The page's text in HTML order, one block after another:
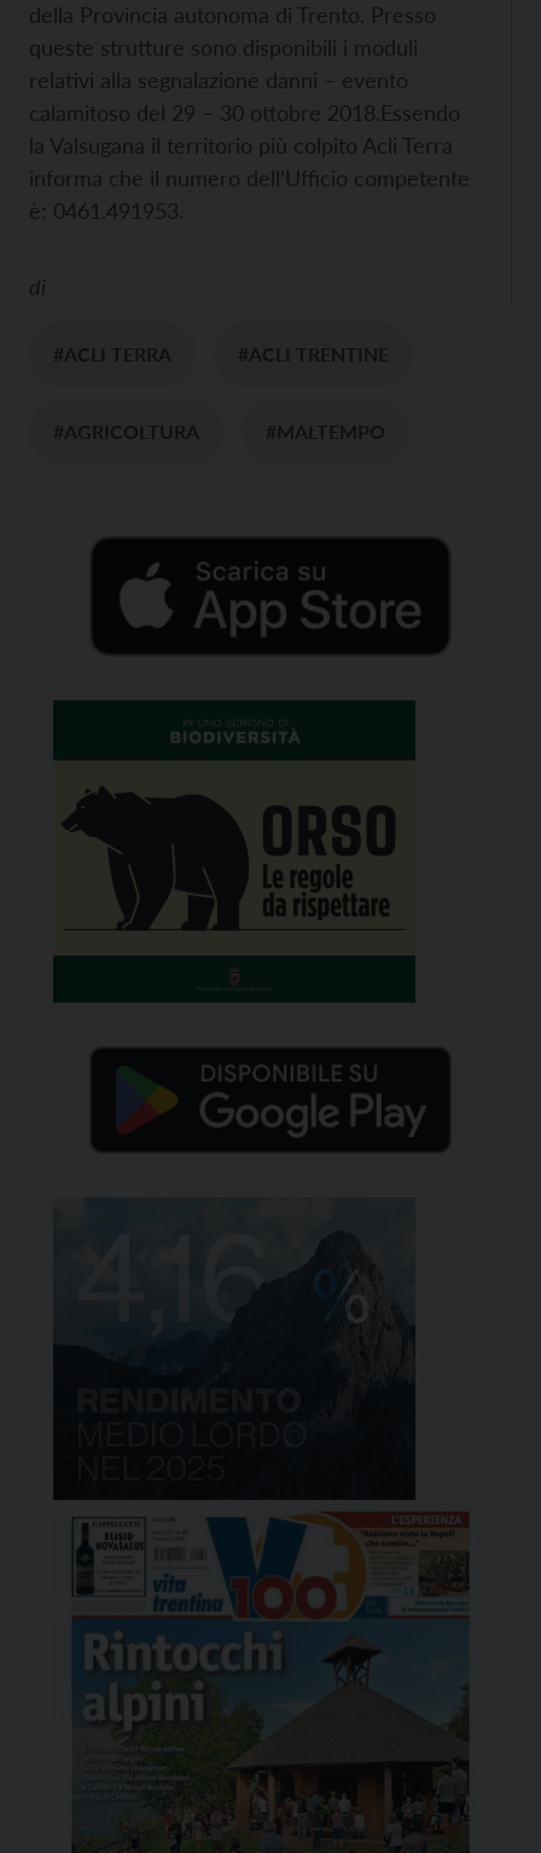
della Provincia autonoma di Trento. Presso
queste strutture sono disponibili i moduli
relativi alla segnalazione danni – evento
calamitoso del 29 – 30 ottobre 2018.Essendo
la Valsugana il territorio più colpito Acli Terra
informa che il numero dell’Ufficio competente
è: 0461.491953.
di
#ACLI TERRA #ACLI TRENTINE
#AGRICOLTURA #MALTEMPO